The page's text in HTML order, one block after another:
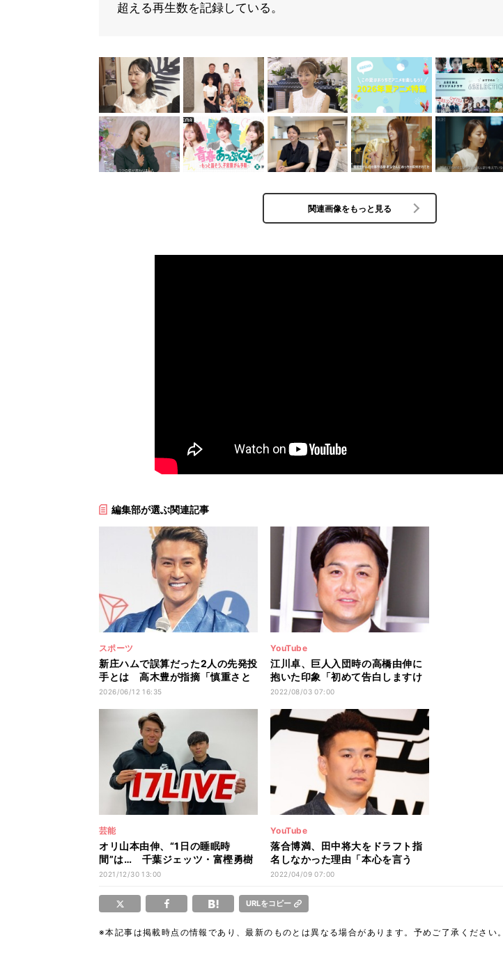
超える再生数を記録している。
関連画像をもっと見る
編集部が選ぶ関連記事
スポーツ
新庄ハムで誤算だった2人の先発投
手とは 高木豊が指摘「慎重さと
いうか丁寧さがなかった」「気持
いと思う」
2026/06/12 16:35
YouTube
江川卓、巨人入団時の高橋由伸に
抱いた印象「初めて告白しますけ
ど…」
2022/08/03 07:00
芸能
オリ山本由伸、“1日の睡眠時
間”は… 千葉ジェッツ・富樫勇樹
も驚き
2021/12/30 13:00
YouTube
落合博満、田中将大をドラフト指
名しなかった理由「本心を言う
と…」
2022/04/09 07:00
URLをコピー
※本記事は掲載時点の情報であり、最新のものとは異なる場合があります。予めご了承ください。